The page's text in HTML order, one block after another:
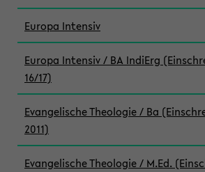
Europa Intensiv
Europa Intensiv / BA IndiErg
16/17)
Evangelische Theologie / Ba
2011)
Evangelische Theologie / M.Ed.